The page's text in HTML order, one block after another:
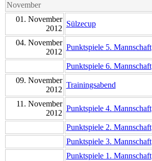
November
01. November
2012
Sülzecup
04. November
2012
Punktspiele 5. Mannschaft
Punktspiele 6. Mannschaft
09. November
2012
Trainingsabend
11. November
2012
Punktspiele 4. Mannschaft
Punktspiele 2. Mannschaft
Punktspiele 3. Mannschaft
Punktspiele 1. Mannschaft